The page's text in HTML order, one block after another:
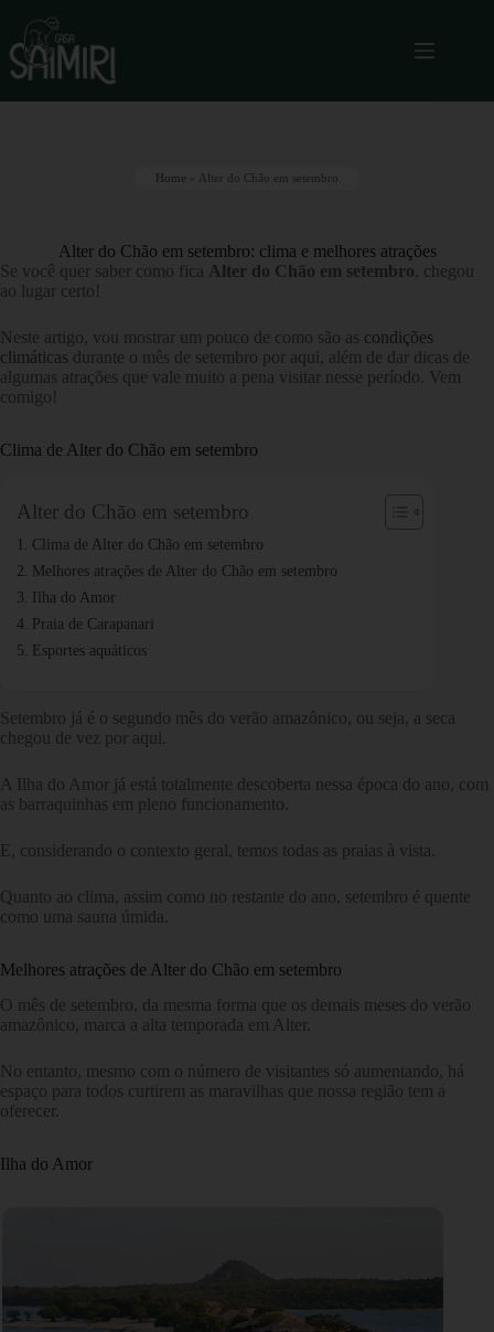
Home Alter do Chão em setembro
Alter do Chão em setembro: clima e melhores atrações
Se você quer saber como fica Alter do Chão em setembro , chegou
ao lugar certo!
Neste artigo, vou mostrar um pouco de como são as condições
climáticas durante o mês de setembro por aqui, além de dar dicas de
algumas atrações que vale muito a pena visitar nesse período. Vem
comigo!
Clima de Alter do Chão em setembro
Alter do Chão em setembro
Clima de Alter do Chão em setembro
Melhores atrações de Alter do Chão em setembro
Ilha do Amor
Praia de Carapanari
Esportes aquáticos
Setembro já é o segundo mês do verão amazônico, ou seja, a seca
chegou de vez por aqui.
A Ilha do Amor já está totalmente descoberta nessa época do ano, com
as barraquinhas em pleno funcionamento.
E, considerando o contexto geral, temos todas as praias à vista.
Quanto ao clima, assim como no restante do ano, setembro é quente
como uma sauna úmida.
Melhores atrações de Alter do Chão em setembro
O mês de setembro, da mesma forma que os demais meses do verão
amazônico, marca a alta temporada em Alter.
No entanto, mesmo com o número de visitantes só aumentando, há
espaço para todos curtirem as maravilhas que nossa região tem a
oferecer.
Ilha do Amor